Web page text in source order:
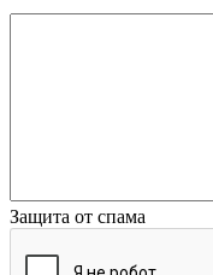
Защита от спама